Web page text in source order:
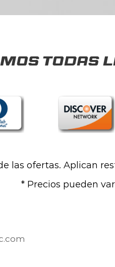
las ofertas. Aplican
* Precios pueden